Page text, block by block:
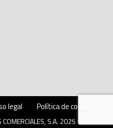
legal Política de cookies
COMERCIALES, S.A. 2025